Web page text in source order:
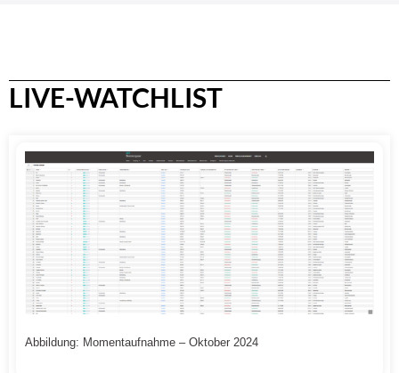
LIVE-WATCHLIST
Abbildung: Momentaufnahme – Oktober 2024